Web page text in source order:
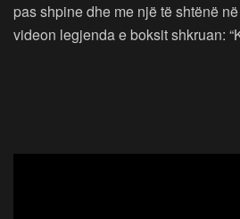
pas shpine dhe me një të shtënë
videon legjenda e boksit shkruan: